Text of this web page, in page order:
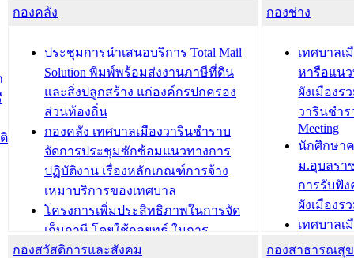
ความเรียบร้อยของสถานที่ในการเตรี
องคมนตรี
สำนักทะเบียนท้องถิ่นเทศบาลเมือง
วารินชำราบ ดำเนินการมอบทะเบียน
บ้าน ทร.14 และบัตรประจำตัว
ประชาชนบุคคลประเภท 8 แก่บุคคลที่
ได้รับการเพิ่มชื่อในทะเบียนบ้าน
(ท.ร.14) กรณีคนไม่มีสัญชาติไทยได้รับ
อนุญาตให้มีถิ่นที่อยู่
ประชุมคณะกรรมการประเมินผลการ
ควบคุมภายในของ สำนัก/กอง/
โรงเรียน/ศูนย์พัฒนาเด็กเล็ก/สถานธนา
ความเสี่ย
ประชุมที
ชีวา สร้า
ขับเคลื่อน
“เมืองแห่
บทความ อื่นๆ ...
กองคลัง
ประชุมการนำเสนอบริการ Total Mail
Solution พิมพ์พร้อมส่งงานภาษีที่ดิน
และสิ่งปลูกสร้าง แก่องค์กรปกครอง
ส่วนท้องถิ่น
กองคลัง เทศบาลเมืองวารินชำราบ
จัดการประชุมซักซ้อมแนวทางการ
ปฏิบัติงาน เรื่องหลักเกณฑ์การจ้าง
เหมาบริการของเทศบาล
โครงการเพิ่มประสิทธิภาพในการจัด
เก็บภาษี โดยใช้กลยุทธ์ ในการ
พัฒนาการจัดเก็บรายได้ ประจำปี พ.ศ.
กองช่าง
เทศบาลเ
หารือแน
ผังเมืองร
วารินชำร
Meeting
นักศึกษา
ม.อุบลรา
การรับฟั
ผังเมืองร
เทศบาลเ
โครงการ
กองสวัสดิการและสังคม กองสาธารณสุ